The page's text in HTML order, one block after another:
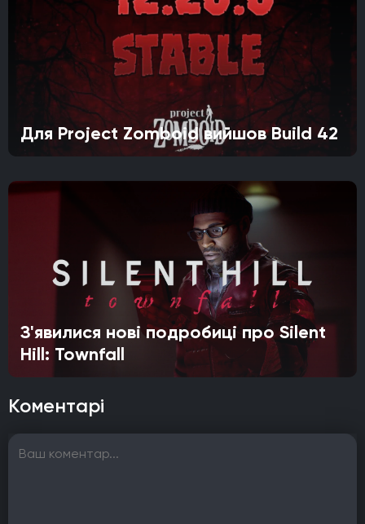
Для Project Zomboid вийшов Build 42
З'явилися нові подробиці про Silent
Hill: Townfall
Коментарі